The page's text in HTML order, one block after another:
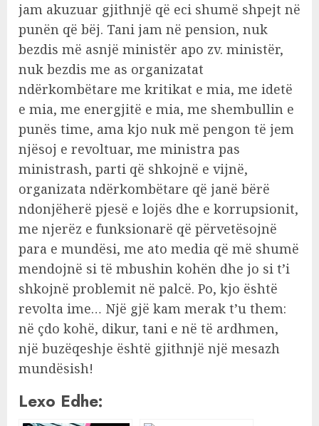
jam akuzuar gjithnjë që eci shumë shpejt në
punën që bëj. Tani jam në pension, nuk
bezdis më asnjë ministër apo zv. ministër,
nuk bezdis me as organizatat
ndërkombëtare me kritikat e mia, me idetë
e mia, me energjitë e mia, me shembullin e
punës time, ama kjo nuk më pengon të jem
njësoj e revoltuar, me ministra pas
ministrash, parti që shkojnë e vijnë,
organizata ndërkombëtare që janë bërë
ndonjëherë pjesë e lojës dhe e korrupsionit,
me njerëz e funksionarë që përvetësojnë
para e mundësi, me ato media që më shumë
mendojnë si të mbushin kohën dhe jo si t’i
shkojnë problemit në palcë. Po, kjo është
revolta ime… Një gjë kam merak t’u them:
në çdo kohë, dikur, tani e në të ardhmen,
një buzëqeshje është gjithnjë një mesazh
mundësish!
Lexo Edhe: